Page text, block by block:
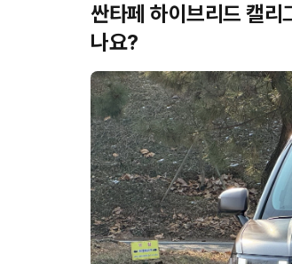
싼타페 하이브리드 캘
나요?